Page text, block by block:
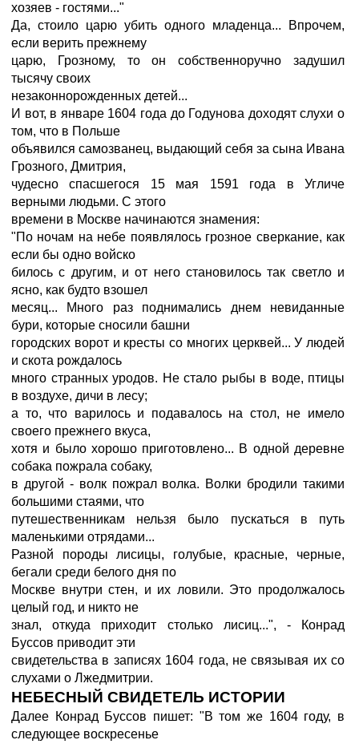
хозяев - гостями..."
Да, стоило царю убить одного младенца... Впрочем,
если верить прежнему
царю, Грозному, то он собственноручно задушил
тысячу своих
незаконнорожденных детей...
И вот, в январе 1604 года до Годунова доходят слухи о
том, что в Польше
объявился самозванец, выдающий себя за сына Ивана
Грозного, Дмитрия,
чудесно спасшегося 15 мая 1591 года в Угличе
верными людьми. С этого
времени в Москве начинаются знамения:
"По ночам на небе появлялось грозное сверкание, как
если бы одно войско
билось с другим, и от него становилось так светло и
ясно, как будто взошел
месяц... Много раз поднимались днем невиданные
бури, которые сносили башни
городских ворот и кресты со многих церквей... У людей
и скота рождалось
много странных уродов. Hе стало рыбы в воде, птицы
в воздухе, дичи в лесу;
а то, что варилось и подавалось на стол, не имело
своего прежнего вкуса,
хотя и было хорошо приготовлено... В одной деревне
собака пожрала собаку,
в другой - волк пожрал волка. Волки бродили такими
большими стаями, что
путешественникам нельзя было пускаться в путь
маленькими отрядами...
Разной породы лисицы, голубые, красные, черные,
бегали среди белого дня по
Москве внутри стен, и их ловили. Это продолжалось
целый год, и никто не
знал, откуда приходит столько лисиц...", - Конрад
Буссов приводит эти
свидетельства в записях 1604 года, не связывая их со
слухами о Лжедмитрии.
HЕБЕСНЫЙ СВИДЕТЕЛЬ ИСТОРИИ
Далее Конрад Буссов пишет: "В том же 1604 году, в
следующее воскресенье